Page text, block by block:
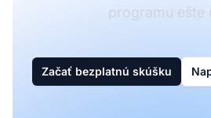
programu ešte
Začať bezplatnú skúšku